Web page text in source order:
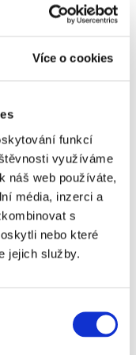
Více o cookies
funkcí
využíváme
náš web používáte,
média, inzerci a
s
nebo které
jejich služby.
Příplatek
+3 500 Kč
+39 590 Kč